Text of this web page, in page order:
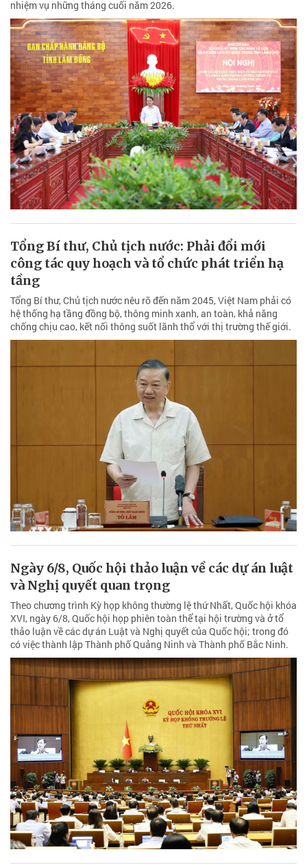
nhiệm vụ những tháng cuối năm 2026.
Tổng Bí thư, Chủ tịch nước: Phải đổi mới
công tác quy hoạch và tổ chức phát triển hạ
tầng
Tổng Bí thư, Chủ tịch nước nêu rõ đến năm 2045, Việt Nam phải có
hệ thống hạ tầng đồng bộ, thông minh xanh, an toàn, khả năng
chống chịu cao, kết nối thông suốt lãnh thổ với thị trường thế giới.
Ngày 6/8, Quốc hội thảo luận về các dự án luật
và Nghị quyết quan trọng
Theo chương trình Kỳ họp không thường lệ thứ Nhất, Quốc hội khóa
XVI, ngày 6/8, Quốc hội họp phiên toàn thể tại hội trường và ở tổ
thảo luận về các dự án Luật và Nghị quyết của Quốc hội; trong đó
có việc thành lập Thành phố Quảng Ninh và Thành phố Bắc Ninh.